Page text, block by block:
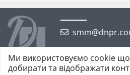
Ми використовуємо cookie
добирати та відображати